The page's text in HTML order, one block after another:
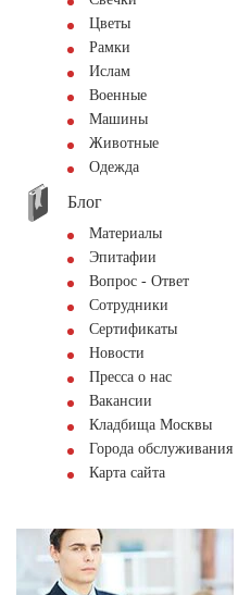
Цветы
Рамки
Ислам
Военные
Машины
Животные
Одежда
Блог
Материалы
Эпитафии
Вопрос - Ответ
Сотрудники
Сертификаты
Новости
Пресса о нас
Вакансии
Кладбища Москвы
Города обслуживания
Карта сайта